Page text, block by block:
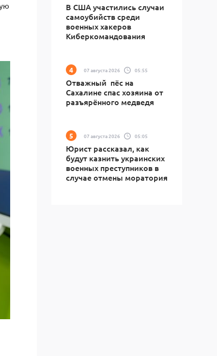
В США участились случаи
самоубийств среди
военных хакеров
Киберкомандования
07 августа 2026 05:55
Отважный пёс на
Сахалине спас хозяина от
разъярённого медведя
07 августа 2026 05:05
Юрист рассказал, как
будут казнить украинских
военных преступников в
случае отмены моратория